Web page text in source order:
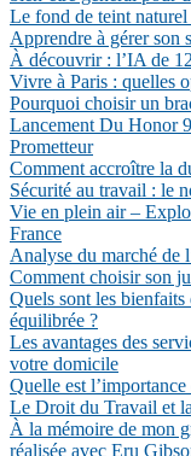
Le fond de teint naturel
Apprendre à gérer son
À découvrir : l’IA de
Vivre à Paris : quelles
Pourquoi choisir un
Lancement Du Honor
Prometteur
Comment accroître la
Sécurité au travail : le
Vie en plein air –
France
Analyse du marché de
Comment choisir son
Quels sont les
équilibrée ?
Les avantages des
votre domicile
Quelle est
Le Droit du Travail et
À la mémoire de mon
réalisée avec Eru